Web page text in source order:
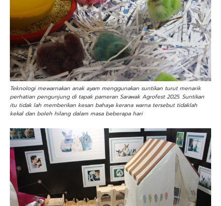
Teknologi mewarnakan anak ayam menggunakan suntikan turut menarik
perhatian pengunjung di tapak pameran Sarawak Agrofest 2025. Suntikan
itu tidak lah memberikan kesan bahaya kerana warna tersebut tidaklah
kekal dan boleh hilang dalam masa beberapa hari